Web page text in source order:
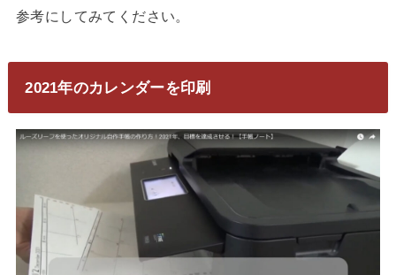
参考にしてみてください。
2021年のカレンダーを印刷